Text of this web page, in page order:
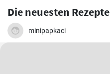
Die neuesten Rezepte
minipapkaci